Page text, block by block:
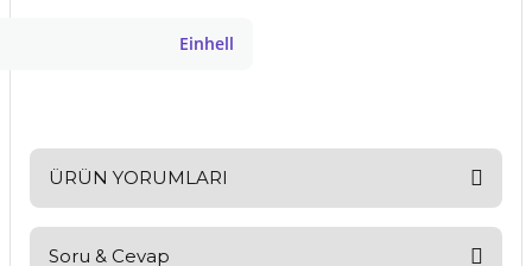
Einhell
ÜRÜN YORUMLARI
Bu ürüne ilk yorumu siz yapın!
Soru & Cevap